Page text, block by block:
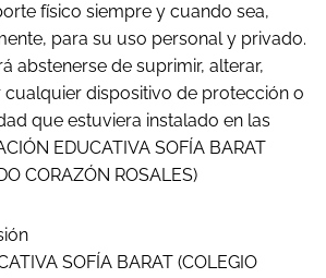
físico siempre y cuando sea,
para su uso personal y privado.
abstenerse de suprimir, alterar,
dispositivo de protección o
que estuviera instalado en las
EDUCATIVA SOFÍA BARAT
CORAZÓN ROSALES)
SOFÍA BARAT (COLEGIO